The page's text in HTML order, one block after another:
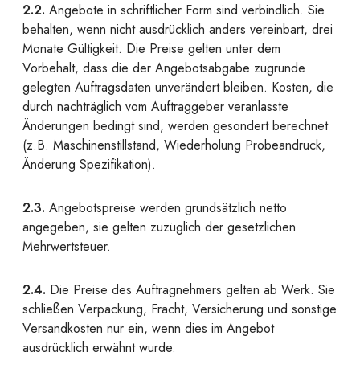
2.2. Angebote in schriftlicher Form sind verbindlich. Sie
behalten, wenn nicht ausdrücklich anders vereinbart, drei
Monate Gültigkeit. Die Preise gelten unter dem
Vorbehalt, dass die der Angebotsabgabe zugrunde
gelegten Auftragsdaten unverändert bleiben. Kosten, die
durch nachträglich vom Auftraggeber veranlasste
Änderungen bedingt sind, werden gesondert berechnet
(z.B. Maschinenstillstand, Wiederholung Probeandruck,
Änderung Spezifikation).
2.3. Angebotspreise werden grundsätzlich netto
angegeben, sie gelten zuzüglich der gesetzlichen
Mehrwertsteuer.
2.4. Die Preise des Auftragnehmers gelten ab Werk. Sie
schließen Verpackung, Fracht, Versicherung und sonstige
Versandkosten nur ein, wenn dies im Angebot
ausdrücklich erwähnt wurde.